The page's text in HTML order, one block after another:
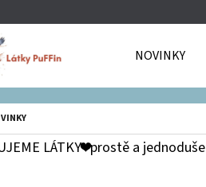
NOVINKY
LÁTKY❤️prostě a jednoduše